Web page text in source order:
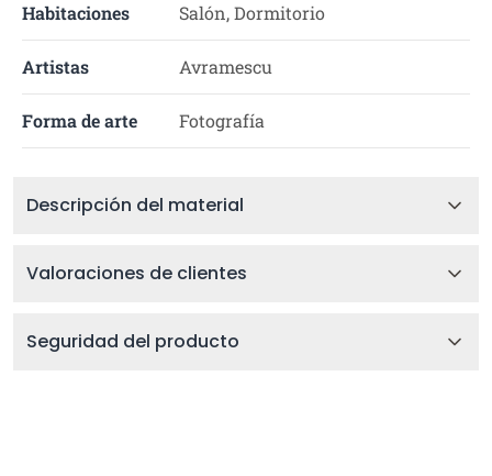
Habitaciones Salón, Dormitorio
Artistas Avramescu
Forma de arte Fotografía
Descripción del material
Valoraciones de clientes
Seguridad del producto